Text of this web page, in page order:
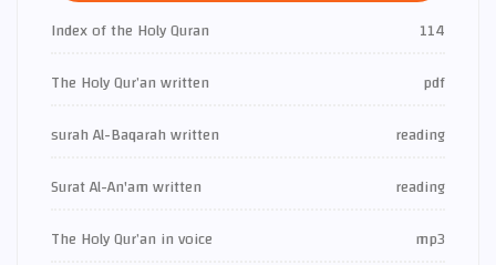
Index of the Holy Quran
114
The Holy Qur’an written
pdf
surah Al-Baqarah written
reading
Surat Al-An'am written
reading
The Holy Qur’an in voice
mp3